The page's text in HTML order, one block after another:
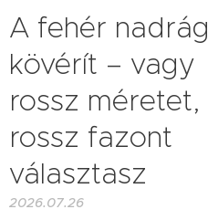
A fehér nadrág
kövérít – vagy
rossz méretet,
rossz fazont
választasz
2026.07.26